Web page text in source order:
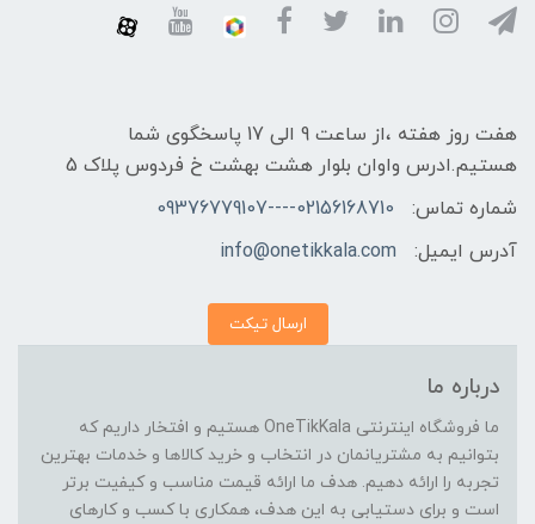
هفت روز هفته ،از ساعت 9 الی 17 پاسخگوی شما
هستیم.ادرس واوان بلوار هشت بهشت خ فردوس پلاک 5
شماره تماس:
02156168710----09376779107
آدرس ایمیل:
info@onetikkala.com
ارسال تیکت
درباره ما
ما فروشگاه اینترنتی OneTikKala هستیم و افتخار داریم که
بتوانیم به مشتریانمان در انتخاب و خرید کالاها و خدمات بهترین
تجربه را ارائه دهیم. هدف ما ارائه قیمت مناسب و کیفیت برتر
است و برای دستیابی به این هدف، همکاری با کسب و کارهای